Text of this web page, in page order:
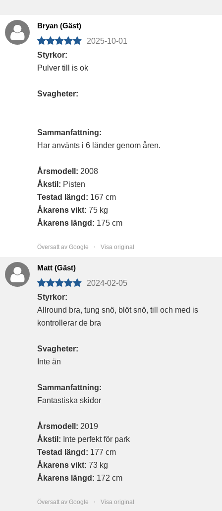
Bryan (Gäst)
2025-10-01
Styrkor:
Pulver till is ok
Svagheter:
Sammanfattning:
Har använts i 6 länder genom åren.
Årsmodell: 2008
Åkstil: Pisten
Testad längd: 167 cm
Åkarens vikt: 75 kg
Åkarens längd: 175 cm
Översatt av Google ・ Visa original
Matt (Gäst)
2024-02-05
Styrkor:
Allround bra, tung snö, blöt snö, till och med is
kontrollerar de bra
Svagheter:
Inte än
Sammanfattning:
Fantastiska skidor
Årsmodell: 2019
Åkstil: Inte perfekt för park
Testad längd: 177 cm
Åkarens vikt: 73 kg
Åkarens längd: 172 cm
Översatt av Google ・ Visa original